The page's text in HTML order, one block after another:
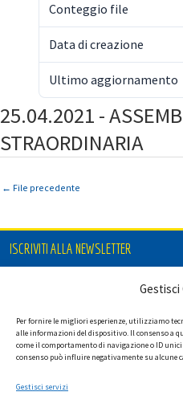
Gestisci
Per fornire le migliori esperienze, utilizziamo
alle informazioni del dispositivo. Il consenso a
come il comportamento di navigazione o ID
consenso può influire negativamente su alcune
Gestisci servizi
Conteggio file
Data di creazione
Ultimo aggiornamento
25.04.2021 -
STRAORDINARIA
← File precedente
ISCRIVITI ALLA NEWSLETTER
Ho letto l'informativa privacy e
newsletter contenente
istituzionali.